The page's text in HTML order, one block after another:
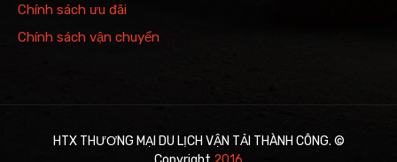
Chính sách ưu đãi
Chính sách vận chuyển
HTX THƯƠNG MẠI DU LỊCH VẬN TẢI THÀNH CÔNG. ©